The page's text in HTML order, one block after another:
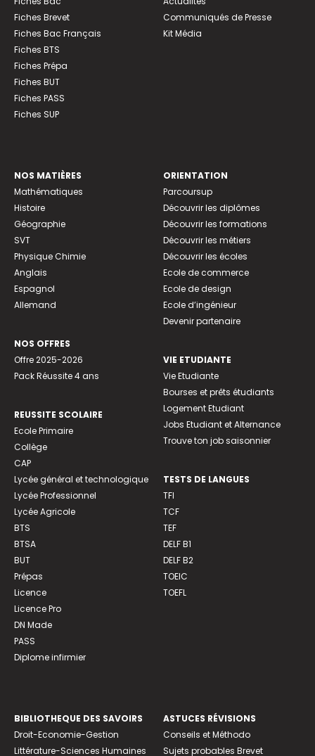
Fiches Brevet
Fiches Bac Français
Fiches BTS
Fiches Prépa
Fiches BUT
Fiches PASS
Fiches SUP
Communiqués de Presse
Kit Média
NOS MATIÈRES
Mathématiques
Histoire
Géographie
SVT
Physique Chimie
Anglais
Espagnol
Allemand
NOS OFFRES
Offre 2025-2026
Pack Réussite 4 ans
REUSSITE SCOLAIRE
Ecole Primaire
Collège
CAP
Lycée général et technologique
Lycée Professionnel
Lycée Agricole
BTS
BTSA
BUT
Prépas
Licence
Licence Pro
DN Made
PASS
Diplome infirmier
ORIENTATION
Parcoursup
Découvrir les diplômes
Découvrir les formations
Découvrir les métiers
Découvrir les écoles
Ecole de commerce
Ecole de design
Ecole d’ingénieur
Devenir partenaire
VIE ETUDIANTE
Vie Etudiante
Bourses et prêts étudiants
Logement Etudiant
Jobs Etudiant et Alternance
Trouve ton job saisonnier
TESTS DE LANGUES
TFI
TCF
TEF
DELF B1
DELF B2
TOEIC
TOEFL
BIBLIOTHEQUE DES SAVOIRS
Droit-Economie-Gestion
Littérature-Sciences Humaines
ASTUCES RÉVISIONS
Conseils et Méthodo
Sujets probables Brevet